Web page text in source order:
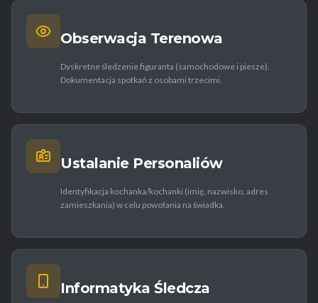
Obserwacja Terenowa
Dyskretne śledzenie figuranta (samochodowe i piesze).
Dokumentacja spotkań z osobami trzecimi.
Ustalanie Personaliów
Identyfikacja kochanka/kochanki (imię, nazwisko, adres
zamieszkania) w celu powołania na świadka.
Informatyka Śledcza